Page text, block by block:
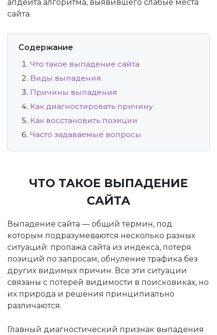
апдейта алгоритма, выявившего слабые места
сайта.
Содержание
Что такое выпадение сайта
Виды выпадения
Причины выпадения
Как диагностировать причину
Как восстановить позиции
Часто задаваемые вопросы
ЧТО ТАКОЕ ВЫПАДЕНИЕ
САЙТА
Выпадение сайта — общий термин, под
которым подразумеваются несколько разных
ситуаций: пропажа сайта из индекса, потеря
позиций по запросам, обнуление трафика без
других видимых причин. Все эти ситуации
связаны с потерей видимости в поисковиках, но
их природа и решения принципиально
различаются.
Главный диагностический признак выпадения